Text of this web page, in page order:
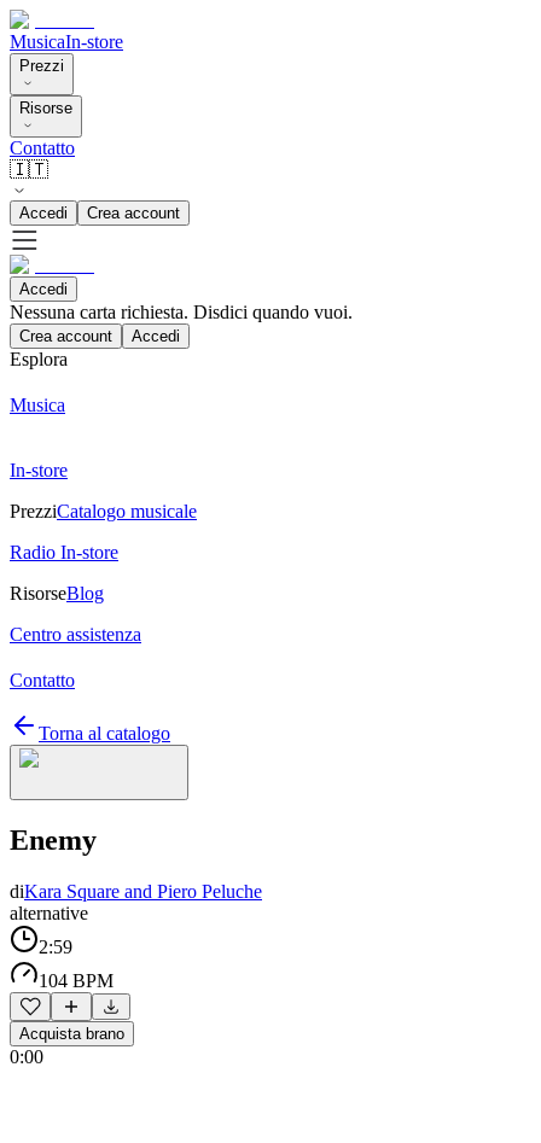
MusicaIn-store
Prezzi
Risorse
Contatto
🇮🇹
Accedi Crea account
Accedi
Nessuna carta richiesta. Disdici quando vuoi.
Crea account Accedi
Esplora
Musica
In-store
PrezziCatalogo musicale
Radio In-store
RisorseBlog
Centro assistenza
Contatto
Torna al catalogo
Enemy
diKara Square and Piero Peluche
alternative
2:59
104 BPM
Acquista brano
0:00